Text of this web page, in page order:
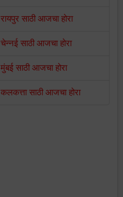
रायपुर साठी आजचा होरा
चेन्नई साठी आजचा होरा
मुंबई साठी आजचा होरा
कलकत्ता साठी आजचा होरा